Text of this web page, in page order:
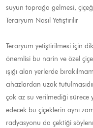
suyun toprağa gelmesi,
Teraryum Nasıl Yetiştirilir
Teraryum yetiştirilmesi için
önemlisi bu narin ve özel
ışığı alan yerlerde
cihazlardan uzak
çok az su verilmediği sürece
edecek bu çiçeklerin aynı
radyasyonu da çektiği